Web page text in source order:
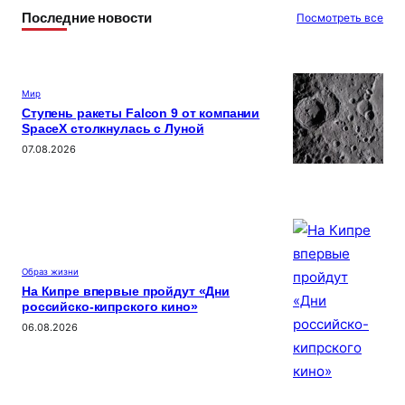
Последние новости Посмотреть все
Мир
Ступень ракеты Falcon 9 от компании
SpaceX столкнулась с Луной
07.08.2026
Образ жизни
На Кипре впервые пройдут «Дни
российско-кипрского кино»
06.08.2026